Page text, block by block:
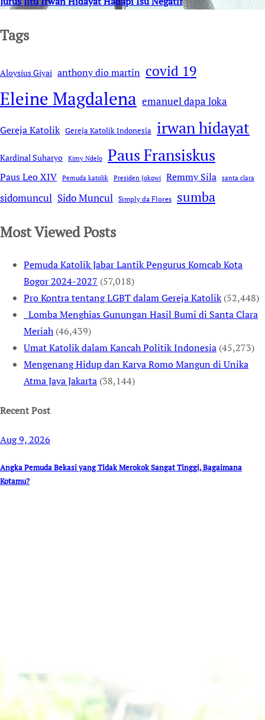
Tags
Aloysius Giyai anthony dio martin covid 19
Eleine Magdalena emanuel dapa loka
Gereja Katolik Gereja Katolik Indonesia irwan hidayat
Kardinal Suharyo Kimy Ndelo Paus Fransiskus
Paus Leo XIV Pemuda katolik Presiden Jokowi Remmy Sila santa clara
sidomuncul Sido Muncul Simply da Flores sumba
Most Viewed Posts
Pemuda Katolik Jabar Lantik Pengurus Komcab Kota
Bogor 2024-2027 (57,018)
Pro Kontra tentang LGBT dalam Gereja Katolik (52,448)
Lomba Menghias Gunungan Hasil Bumi di Santa Clara
Meriah (46,439)
Umat Katolik dalam Kancah Politik Indonesia (45,273)
Mengenang Hidup dan Karya Romo Mangun di Unika
Atma Jaya Jakarta (38,144)
Recent Post
Aug 9, 2026
Angka Pemuda Bekasi yang Tidak Merokok Sangat Tinggi, Bagaimana
Kotamu?